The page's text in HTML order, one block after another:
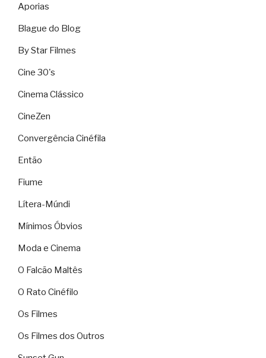
Aporias
Blague do Blog
By Star Filmes
Cine 30's
Cinema Clássico
CineZen
Convergência Cinéfila
Então
Fiume
Lítera-Múndi
Mínimos Óbvios
Moda e Cinema
O Falcão Maltês
O Rato Cinéfilo
Os Filmes
Os Filmes dos Outros